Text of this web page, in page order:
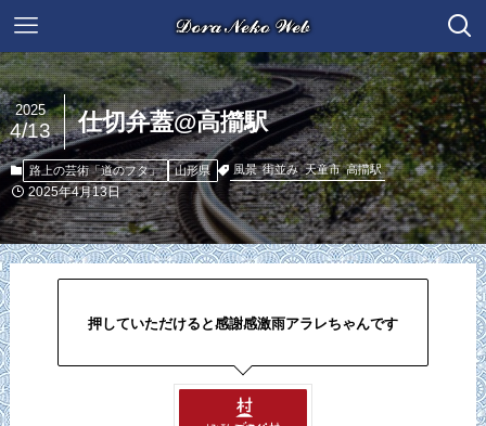
仕切弁蓋@高擶駅
2025
4/13
路上の芸術「道のフタ」 山形県 風景 街並み 天童市 高擶駅
2025年4月13日
押していただけると感謝感激雨アラレちゃんです